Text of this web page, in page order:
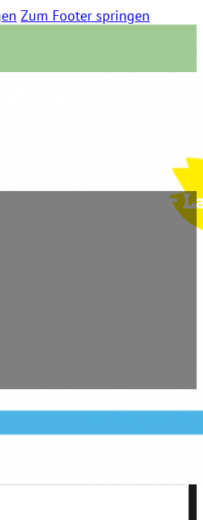
Zum Footer springen
nach der